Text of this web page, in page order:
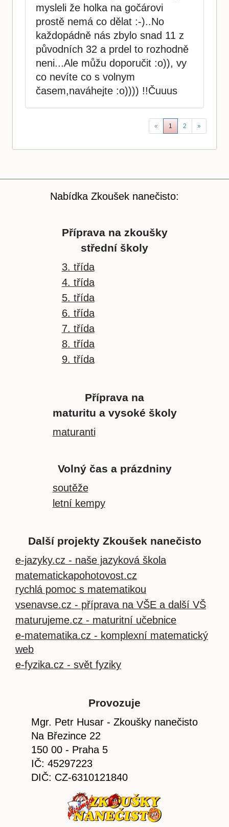
mysleli že holka na gočárovi
prostě nemá co dělat :-)..No
každopádně nás zbylo snad 11 z
původních 32 a prdel to rozhodně
neni...Ale můžu doporučit :o)), vy
co nevíte co s volnym
časem,naváhejte :o)))) !!Čuuus
« 1 2 »
Nabídka Zkoušek nanečisto:
Příprava na zkoušky
střední školy
3. třída
4. třída
5. třída
6. třída
7. třída
8. třída
9. třída
Příprava na
maturitu a vysoké školy
maturanti
Volný čas a prázdniny
soutěže
letní kempy
Další projekty Zkoušek nanečisto
e-jazyky.cz - naše jazyková škola
matematickapohotovost.cz
rychlá pomoc s matematikou
vsenavse.cz - příprava na VŠE a další VŠ
maturujeme.cz - maturitní učebnice
e-matematika.cz - komplexní matematický
web
e-fyzika.cz - svět fyziky
Provozuje
Mgr. Petr Husar - Zkoušky nanečisto
Na Březince 22
150 00 - Praha 5
IČ: 45297223
DIČ: CZ-6310121840